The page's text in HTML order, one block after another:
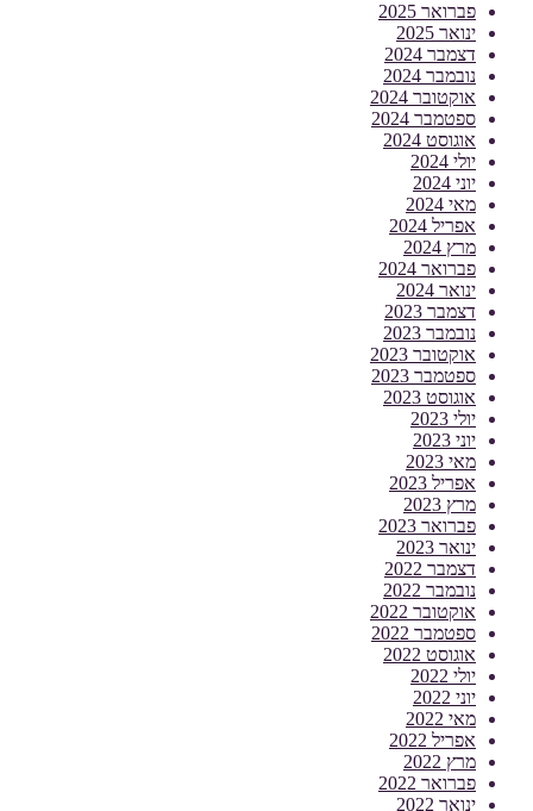
פברואר 2025
ינואר 2025
דצמבר 2024
נובמבר 2024
אוקטובר 2024
ספטמבר 2024
אוגוסט 2024
יולי 2024
יוני 2024
מאי 2024
אפריל 2024
מרץ 2024
פברואר 2024
ינואר 2024
דצמבר 2023
נובמבר 2023
אוקטובר 2023
ספטמבר 2023
אוגוסט 2023
יולי 2023
יוני 2023
מאי 2023
אפריל 2023
מרץ 2023
פברואר 2023
ינואר 2023
דצמבר 2022
נובמבר 2022
אוקטובר 2022
ספטמבר 2022
אוגוסט 2022
יולי 2022
יוני 2022
מאי 2022
אפריל 2022
מרץ 2022
פברואר 2022
ינואר 2022